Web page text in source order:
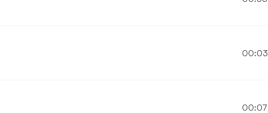
00:03
00:07